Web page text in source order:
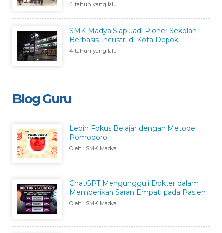
4 tahun yang lalu
SMK Madya Siap Jadi Pioner Sekolah
Berbasis Industri di Kota Depok
4 tahun yang lalu
Blog Guru
Lebih Fokus Belajar dengan Metode
Pomodoro
Oleh : SMK Madya
ChatGPT Mengungguli Dokter dalam
Memberikan Saran Empati pada Pasien
Oleh : SMK Madya